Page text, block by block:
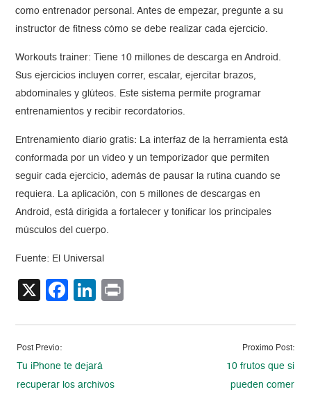
como entrenador personal. Antes de empezar, pregunte a su
instructor de fitness cómo se debe realizar cada ejercicio.
Workouts trainer: Tiene 10 millones de descarga en Android.
Sus ejercicios incluyen correr, escalar, ejercitar brazos,
abdominales y glúteos. Este sistema permite programar
entrenamientos y recibir recordatorios.
Entrenamiento diario gratis: La interfaz de la herramienta está
conformada por un video y un temporizador que permiten
seguir cada ejercicio, además de pausar la rutina cuando se
requiera. La aplicación, con 5 millones de descargas en
Android, está dirigida a fortalecer y tonificar los principales
músculos del cuerpo.
Fuente: El Universal
X Facebook
LinkedIn
Post Previo:
Tu iPhone te dejará
recuperar los archivos
Proximo Post:
10 frutos que si
pueden comer